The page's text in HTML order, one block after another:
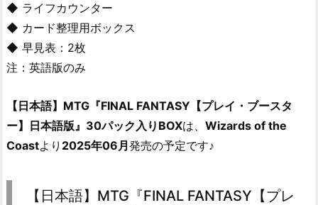
◆ ライフカウンター
◆ カード整理用ボックス
◆ 早見表：2枚
注：英語版のみ
【日本語】MTG『FINAL FANTASY【プレイ・ブースタ
ー】日本語版』30パック入りBOXは、 Wizards of the
Coastより 2025年06月発売の予定です♪
【日本語】MTG『FINAL FANTASY【プレ